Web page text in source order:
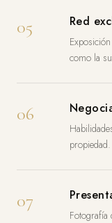
05 Red
como la
06
propiedad.
07
Fotografía